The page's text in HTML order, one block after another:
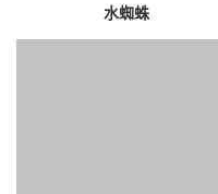
水蜘蛛